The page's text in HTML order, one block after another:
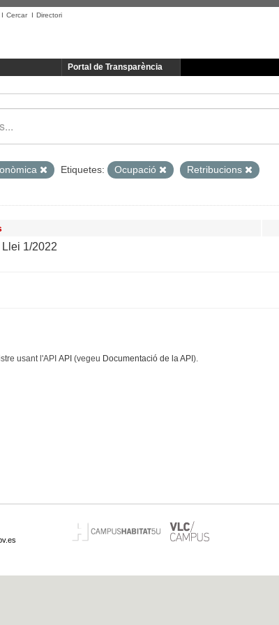
I CercarI Directori
Portal de Transparència
Etiquetes: Ocupació Retribucions
1/2022
usant l'API API (vegeu Documentació de la API ).